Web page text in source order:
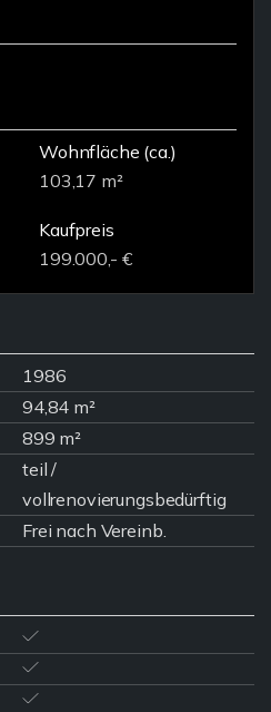
Wohnfläche (ca.)
103,17 m²
Kaufpreis
199.000,- €
1986
94,84 m²
899 m²
teil /
vollrenovierungsbedürftig
Frei nach Vereinb.